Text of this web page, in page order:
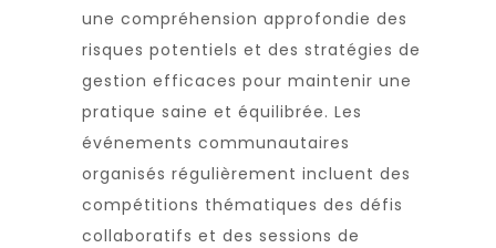
une compréhension approfondie des
risques potentiels et des stratégies de
gestion efficaces pour maintenir une
pratique saine et équilibrée. Les
événements communautaires
organisés régulièrement incluent des
compétitions thématiques des défis
collaboratifs et des sessions de